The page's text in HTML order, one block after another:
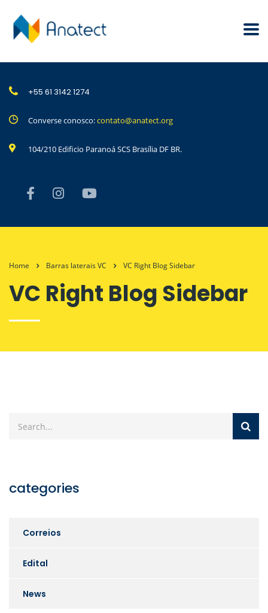
+55 61 3142 1274
Converse conosco:contato@anatect.org
104/210 Edificio Paranoá SCS Brasília DF BR.
Home Barras laterais VC VC Right Blog Sidebar
VC Right Blog Sidebar
categories
Correios
Edital
News